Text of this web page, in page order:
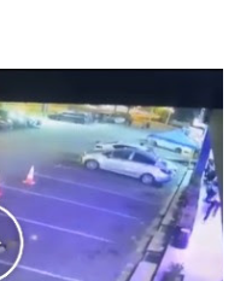
terbabit sebelum
dua pihak. Video
dan mendapat pelbagai
orang awam yang tular di
ialah ramai yang
lelaki berkenaan